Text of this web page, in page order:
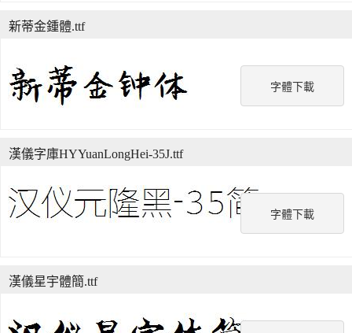
字體下載
新蒂金鍾體.ttf
字體下載
漢儀字庫HYYuanLongHei-35J.ttf
漢儀星宇體簡.ttf